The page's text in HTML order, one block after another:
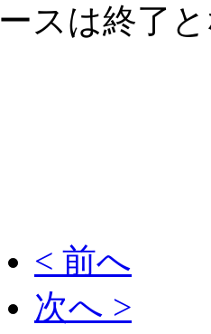
ースは終了
< 前へ
次へ >